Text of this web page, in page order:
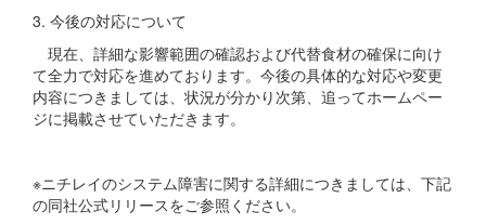
3. 今後の対応について
現在、詳細な影響範囲の確認および代替食材の確保に向け
て全力で対応を進めております。今後の具体的な対応や変更
内容につきましては、状況が分かり次第、追ってホームペー
ジに掲載させていただきます。
※ニチレイのシステム障害に関する詳細につきましては、下記
の同社公式リリースをご参照ください。